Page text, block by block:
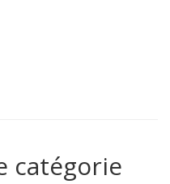
catégorie